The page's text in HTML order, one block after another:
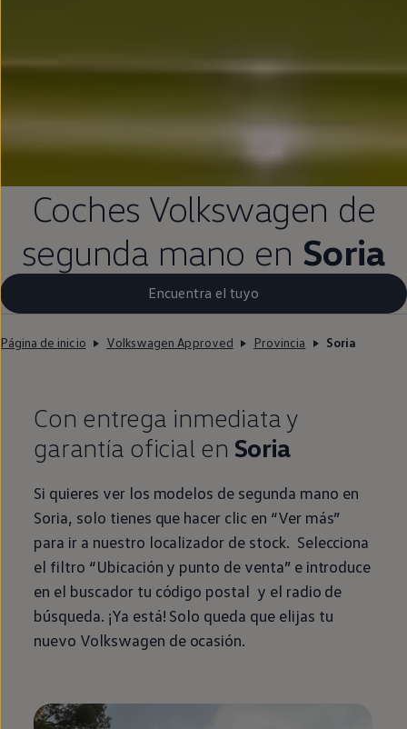
Coches Volkswagen de
segunda mano en Soria
Encuentra el tuyo
Página de inicio Volkswagen Approved Provincia Soria
Con entrega inmediata y
garantía oficial en Soria
Si quieres ver los modelos de segunda mano en
Soria, solo tienes que hacer clic en “Ver más”
para ir a nuestro localizador de stock. Selecciona
el filtro “Ubicación y punto de venta” e introduce
en el buscador tu código postal y el radio de
búsqueda. ¡Ya está! Solo queda que elijas tu
nuevo Volkswagen de ocasión.